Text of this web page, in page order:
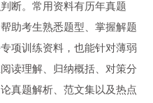
断。常用资料有历年真题
助考生熟悉题型、掌握解题
项训练资料，也能针对薄弱
读理解、归纳概括、对策分
真题解析、范文集以及热点